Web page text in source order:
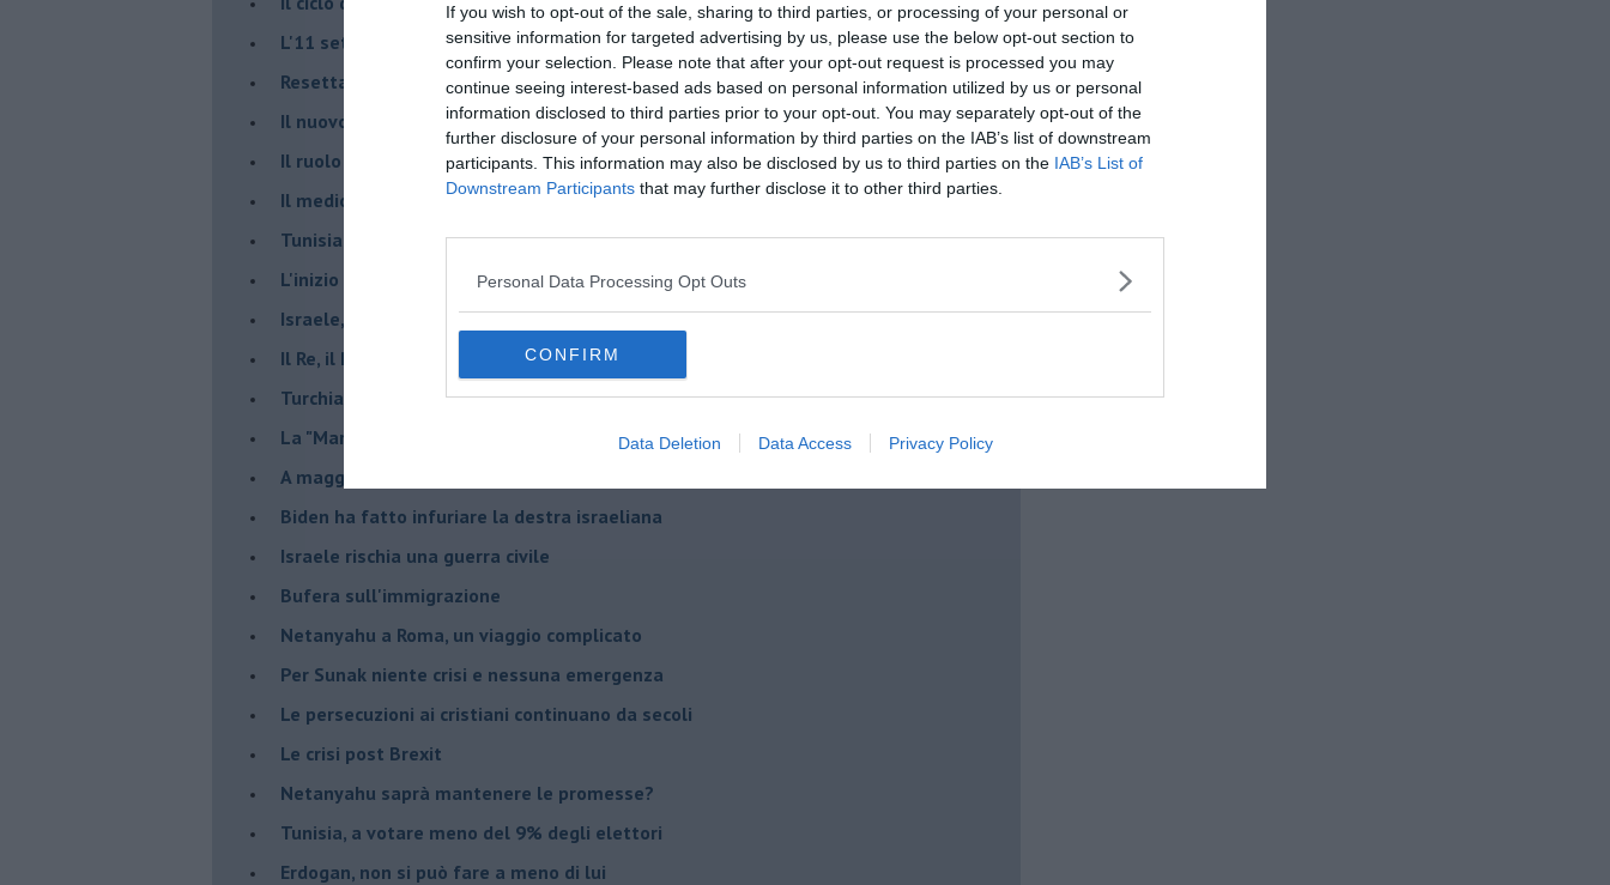
If you wish to opt-out of the sale, sharing to third parties, or processing of your personal or
sensitive information for targeted advertising by us, please use the below opt-out section to
confirm your selection. Please note that after your opt-out request is processed you may
continue seeing interest-based ads based on personal information utilized by us or personal
information disclosed to third parties prior to your opt-out. You may separately opt-out of the
further disclosure of your personal information by third parties on the IAB’s list of downstream
participants. This information may also be disclosed by us to third parties on the IAB’s List of
Downstream Participants that may further disclose it to other third parties.
Personal Data Processing Opt Outs
CONFIRM
Data Deletion Data Access Privacy Policy
L'11 settembre di Israele è iniziato il 7 ottobre 2023
Resettare l’era di Netanyahu
​Il nuovo corso dell’era di Erdogan
Il ruolo delle diplomazie nei conflitti
Il medioriente di Silvio
Tunisia rischiosa e strategica per l'Italia
L'inizio del “secolo della Turchia”
Israele, deciderà il borsone della spesa
Il Re, il Primo Ministro, il Sindaco e la Brexit
Turchia al voto, Erdogan in bilico
La "Marcia dei vivi" per non dimenticare
A maggio le urne decideranno il futuro di Erdoğan
Biden ha fatto infuriare la destra israeliana
Israele rischia una guerra civile
Bufera sull'immigrazione
Netanyahu a Roma, un viaggio complicato
Per Sunak niente crisi e nessuna emergenza
Le persecuzioni ai cristiani continuano da secoli
Le crisi post Brexit
Netanyahu saprà mantenere le promesse?
Tunisia, a votare meno del 9% degli elettori
Erdogan, non si può fare a meno di lui